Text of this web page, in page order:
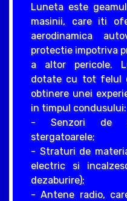
Luneta este
masinii, care iti
aerodinamica
protectie impotriva
a altor pericole.
dotate cu tot felul
obtinere unei
in timpul condusului:
- Senzori de
stergatoarele;
- Straturi de
electric si
dezaburire);
- Antene radio,